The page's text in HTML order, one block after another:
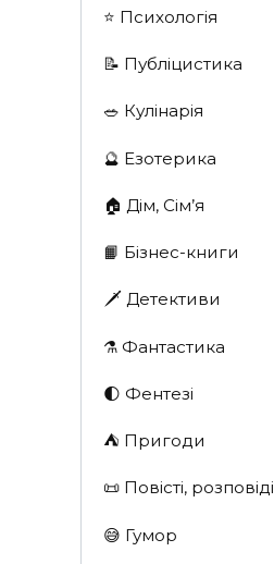
⭐️ Психологія
📝 Публіцистика
🥗 Кулінарія
🔮 Езотерика
🏠 Дім, Сім’я
📙 Бізнес-книги
🗡 Детективи
⚗️ Фантастика
🌓 Фентезі
⛺️ Пригоди
📜 Повісті, розповіді
😅 Гумор